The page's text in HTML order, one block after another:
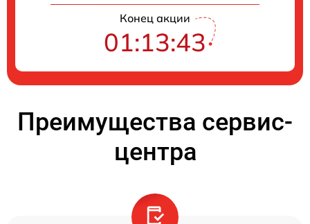
Конец акции
01:13:42
Преимущества сервис-
центра